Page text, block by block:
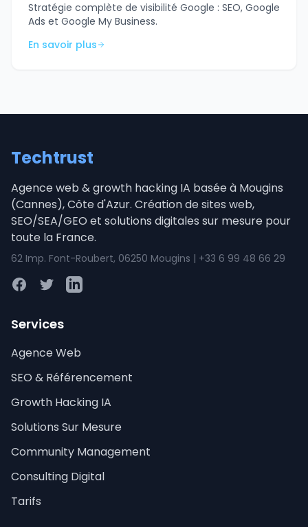
Stratégie complète de visibilité Google : SEO, Google
Ads et Google My Business.
En savoir plus
Techtrust
Agence web & growth hacking IA basée à Mougins
(Cannes), Côte d'Azur. Création de sites web,
SEO/SEA/GEO et solutions digitales sur mesure pour
toute la France.
62 Imp. Font-Roubert, 06250 Mougins | +33 6 99 48 66 29
FacebookTwitterLinkedIn
Services
Agence Web
SEO & Référencement
Growth Hacking IA
Solutions Sur Mesure
Community Management
Consulting Digital
Tarifs